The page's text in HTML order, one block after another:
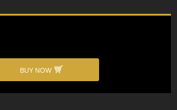
BUY NOW